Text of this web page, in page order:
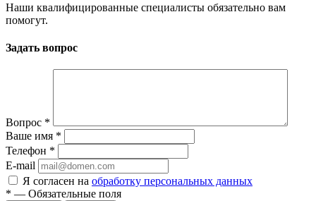
Наши квалифицированные специалисты обязательно вам
помогут.
Задать вопрос
Вопрос *
Ваше имя *
Телефон *
E-mail
Я согласен на обработку персональных данных
* — Обязательные поля